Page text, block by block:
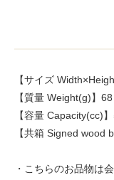
【サイズ
【質量 Weight(g)】68
【容量 Capacity(cc)】
【共箱 Signed wood
・こちらのお品物は